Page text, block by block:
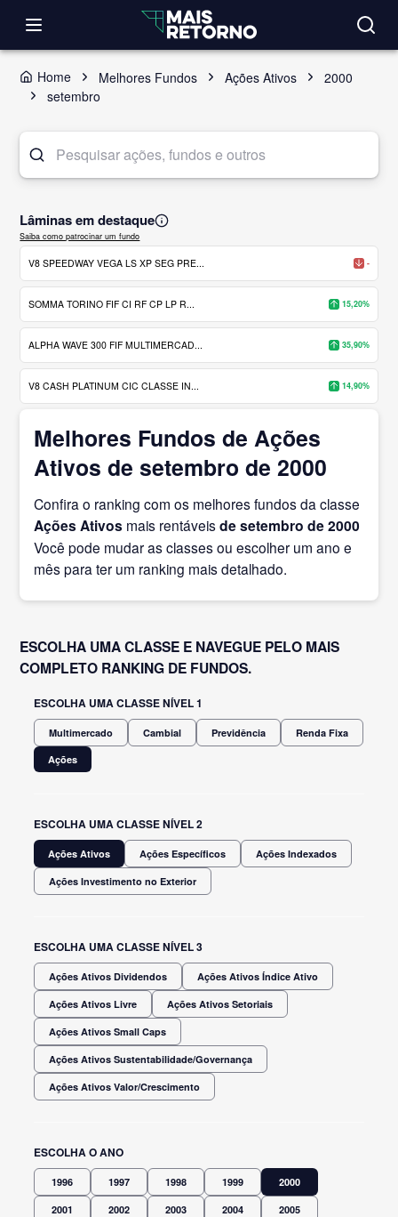
Home Melhores Fundos Ações Ativos
2000
setembro
Lâminas em destaque
Saiba como patrocinar um fundo
V8 SPEEDWAY VEGA LS XP SEG PRE... -
SOMMA TORINO FIF CI RF CP LP R... 15,20%
ALPHA WAVE 300 FIF MULTIMERCAD... 35,90%
V8 CASH PLATINUM CIC CLASSE IN... 14,90%
Melhores Fundos de Ações
Ativos de setembro de 2000
Confira o ranking com os melhores fundos da classe
Ações Ativos mais rentáveisde setembro de 2000
Você pode mudar as classes ou escolher um ano e
mês para ter um ranking mais detalhado.
ESCOLHA UMA CLASSE E NAVEGUE PELO MAIS
COMPLETO RANKING DE FUNDOS.
ESCOLHA UMA CLASSE NÍVEL 1
Multimercado Cambial Previdência
Renda Fixa
Ações
ESCOLHA UMA CLASSE NÍVEL 2
Ações Ativos Ações Específicos Ações Indexados
Ações Investimento no Exterior
ESCOLHA UMA CLASSE NÍVEL 3
Ações Ativos Dividendos Ações Ativos Índice Ativo
Ações Ativos Livre Ações Ativos Setoriais
Ações Ativos Small Caps
Ações Ativos Sustentabilidade/Governança
Ações Ativos Valor/Crescimento
ESCOLHA O ANO
1996 1997 1998 1999 2000
2001 2002 2003 2004 2005